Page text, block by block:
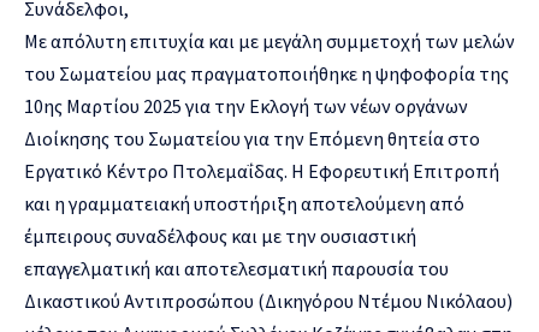
Συνάδελφοι,
Με απόλυτη επιτυχία και με μεγάλη συμμετοχή των μελών
του Σωματείου μας πραγματοποιήθηκε η ψηφοφορία της
10ης Μαρτίου 2025 για την Εκλογή των νέων οργάνων
Διοίκησης του Σωματείου για την Επόμενη θητεία στο
Εργατικό Κέντρο Πτολεμαΐδας. Η Εφορευτική Επιτροπή
και η γραμματειακή υποστήριξη αποτελούμενη από
έμπειρους συναδέλφους και με την ουσιαστική
επαγγελματική και αποτελεσματική παρουσία του
Δικαστικού Αντιπροσώπου (Δικηγόρου Ντέμου Νικόλαου)